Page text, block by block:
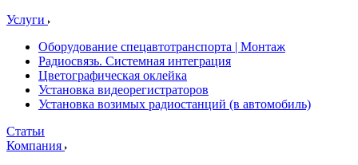
Услуги
Оборудование спецавтотранспорта | Монтаж
Радиосвязь. Системная интеграция
Цветографическая оклейка
Установка видеорегистраторов
Установка возимых радиостанций (в автомобиль)
Статьи
Компания